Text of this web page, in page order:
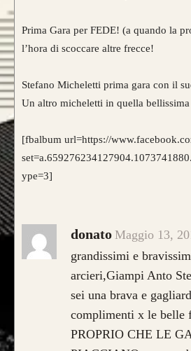
Prima Gara per FEDE! (a quando la
l’hora di scoccare altre frecce!
Stefano Micheletti prima gara con il
Un altro micheletti in quella
[fbalbum url=https://
ype=3]
donato Maggio 13,
grandissimi e
arcieri,Giampi Anto
sei una brava e
complimenti x le belle
PROPRIO CHE LE